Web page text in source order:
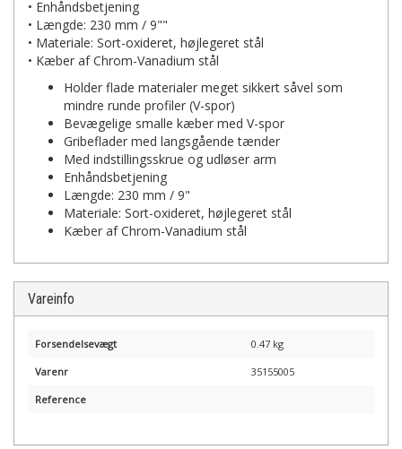
• Enhåndsbetjening
• Længde: 230 mm / 9""
• Materiale: Sort-oxideret, højlegeret stål
• Kæber af Chrom-Vanadium stål
Holder flade materialer meget sikkert såvel som
mindre runde profiler (V-spor)
Bevægelige smalle kæber med V-spor
Gribeflader med langsgående tænder
Med indstillingsskrue og udløser arm
Enhåndsbetjening
Længde: 230 mm / 9"
Materiale: Sort-oxideret, højlegeret stål
Kæber af Chrom-Vanadium stål
Vareinfo
Forsendelsevægt 0.47 kg
Varenr 35155005
Reference